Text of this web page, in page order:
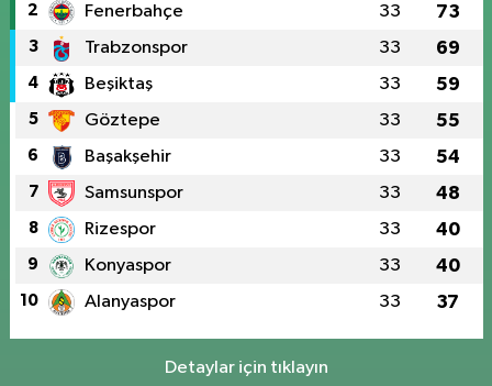
2 Fenerbahçe 33 73
3 Trabzonspor 33 69
4 Beşiktaş 33 59
5 Göztepe 33 55
6 Başakşehir 33 54
7 Samsunspor 33 48
8 Rizespor 33 40
9 Konyaspor 33 40
10 Alanyaspor 33 37
Detaylar için tıklayın